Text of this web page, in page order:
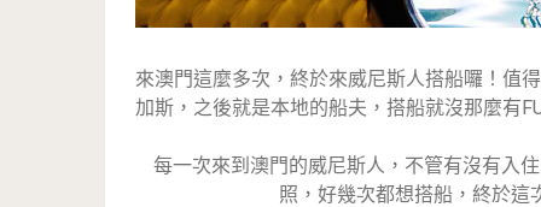
來澳門這麼多次，終於來威尼斯人搭船囉！值
加斯，之後就是本地的船夫，搭船就沒那麼有
每一次來到澳門的威尼斯人，不管有沒有入
照，好幾次都想搭船，終於這